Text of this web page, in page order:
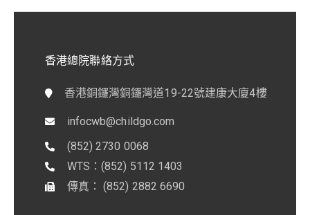
香港總院聯絡方式
香港銅鑼灣銅鑼灣道19-22號建康大廈4樓
infocwb@childgo.com
(852) 2730 0068
WTS：(852) 5112 1403
傳真： (852) 2882 6690